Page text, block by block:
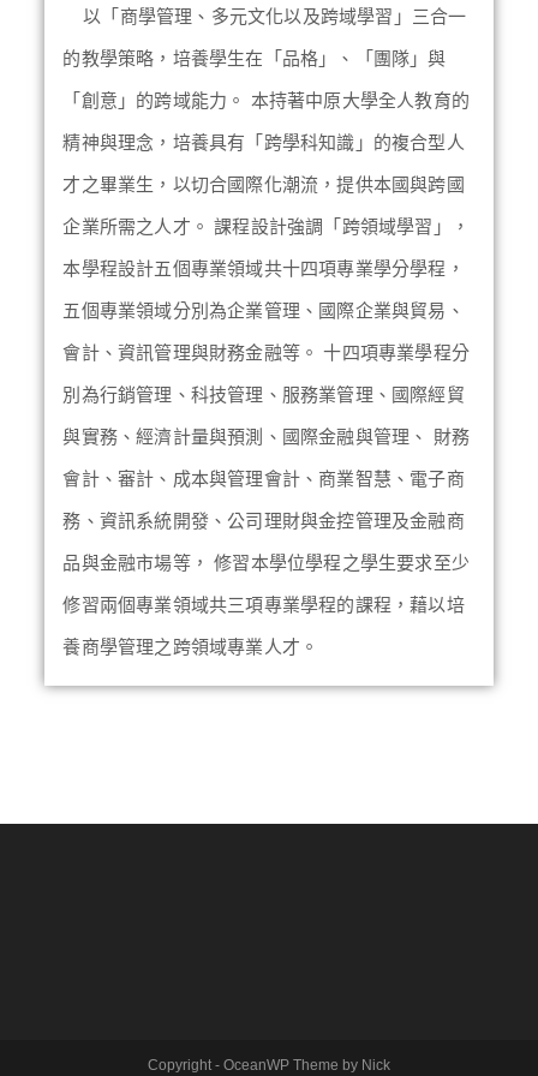
以「商學管理、多元文化以及跨域學習」三合一
的教學策略，培養學生在「品格」、「團隊」與
「創意」的跨域能力。 本持著中原大學全人教育的
精神與理念，培養具有「跨學科知識」的複合型人
才之畢業生，以切合國際化潮流，提供本國與跨國
企業所需之人才。 課程設計強調「跨領域學習」，
本學程設計五個專業領域共十四項專業學分學程，
五個專業領域分別為企業管理、國際企業與貿易、
會計、資訊管理與財務金融等。 十四項專業學程分
別為行銷管理、科技管理、服務業管理、國際經貿
與實務、經濟計量與預測、國際金融與管理、 財務
會計、審計、成本與管理會計、商業智慧、電子商
務、資訊系統開發、公司理財與金控管理及金融商
品與金融市場等， 修習本學位學程之學生要求至少
修習兩個專業領域共三項專業學程的課程，藉以培
養商學管理之跨領域專業人才。
Copyright - OceanWP Theme by Nick